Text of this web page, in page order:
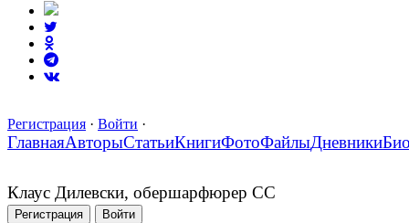
Регистрация · Войти ·
ГлавнаяАвторыСтатьиКнигиФотоФайлыДневники
Клаус Дилевски, обершарфюрер СС
Регистрация Войти